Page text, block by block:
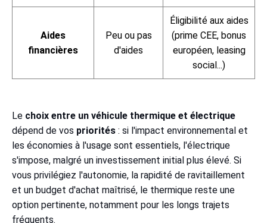
Aides
financières
Peu ou pas
d'aides
Éligibilité aux aides
(prime CEE, bonus
européen, leasing
social...)
Le choix entre un véhicule thermique et électrique
dépend de vos priorités : si l'impact environnemental et
les économies à l'usage sont essentiels, l'électrique
s'impose, malgré un investissement initial plus élevé. Si
vous privilégiez l'autonomie, la rapidité de ravitaillement
et un budget d'achat maîtrisé, le thermique reste une
option pertinente, notamment pour les longs trajets
fréquents.